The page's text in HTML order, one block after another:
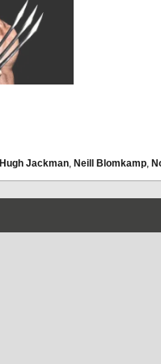
Hugh Jackman, Neill Blomkamp,